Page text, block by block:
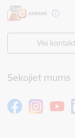
Visi
Sekojiet mums